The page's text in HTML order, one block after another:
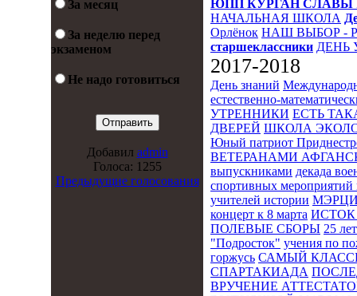
За месяц
За неделю перед
экзаменом
Не надо готовиться
Добавил admin
Голоса: 1255
Предыдущие голосования
ЮПП КУРГАН СЛАВЫ
НАЧАЛЬНАЯ ШКОЛА
Орлёнок НАШ ВЫБОР -
старшеклассники ДЕНЬ
2017-2018
День знаний
естественно-
УТРЕННИКИ ЕСТЬ
ДВЕРЕЙ ШКОЛА
Юный патриот
ВЕТЕРАНАМИ
выпускниками декада
спортивных мероприятий
учителей истории
концерт к 8 марта ИСТОК
ПОЛЕВЫЕ СБОРЫ 25
"Подросток" учения по
горжусь САМЫЙ
СПАРТАКИАДА
ВРУЧЕНИЕ